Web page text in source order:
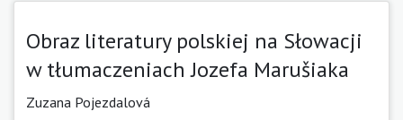
Obraz literatury polskiej na Słowacji
w tłumaczeniach Jozefa Marušiaka
Zuzana Pojezdalová